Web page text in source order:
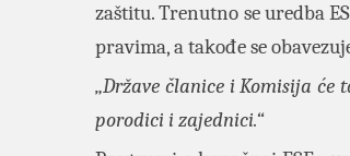
zaštitu. Trenutno se uredba
pravima, a takođe se
„Države članice i Komisija
porodici i zajednici.“